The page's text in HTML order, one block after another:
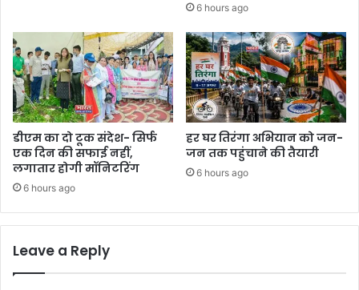
6 hours ago
डीएम का दो टूक संदेश- सिर्फ
एक दिन की सफाई नहीं,
लगातार होगी मॉनिटरिंग
6 hours ago
हर घर तिरंगा अभियान को जन-
जन तक पहुंचाने की तैयारी
6 hours ago
Leave a Reply